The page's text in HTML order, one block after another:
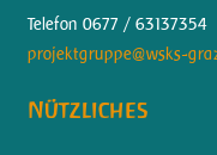
Telefon 0677 / 63137354
projektgruppe@wsks-
Nützliches